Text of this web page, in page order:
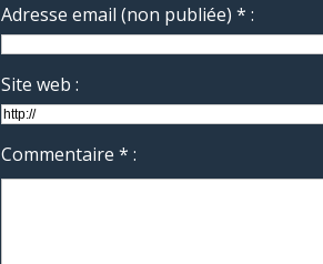
Adresse email (non publiée) * :
Site web :
Commentaire * :